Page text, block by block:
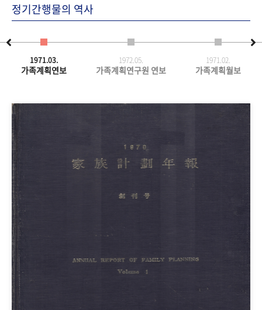
정기간행물의 역사
1971.03.
가족계획연보
1972.05.
가족계획연구원 연보
1971.02.
가족계획월보